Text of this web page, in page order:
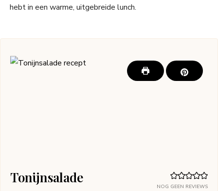
hebt in een warme, uitgebreide lunch.
NOG GEEN REVIEWS
Tonijnsalade